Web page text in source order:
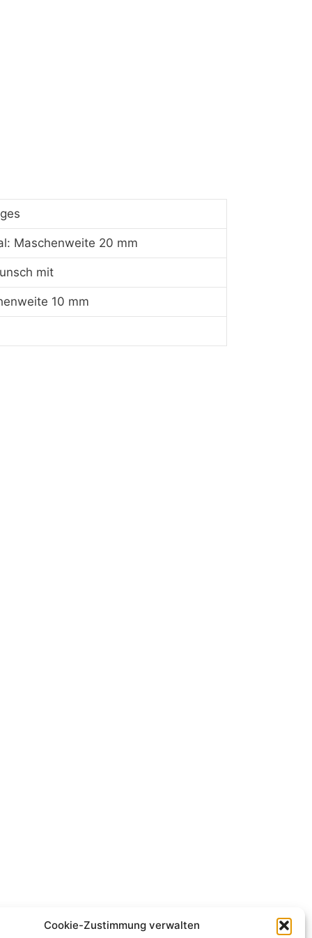
Cookie-Zustimmung verwalten
Maschenweite 20 mm
mit
10 mm